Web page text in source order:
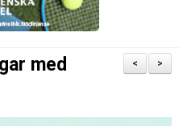
>
<
med